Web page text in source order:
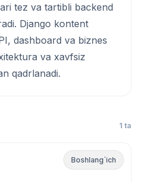
tez va tartibli backend
Django kontent
dashboard va biznes
va xavfsiz
qadrlanadi.
1 ta
Boshlang`ich